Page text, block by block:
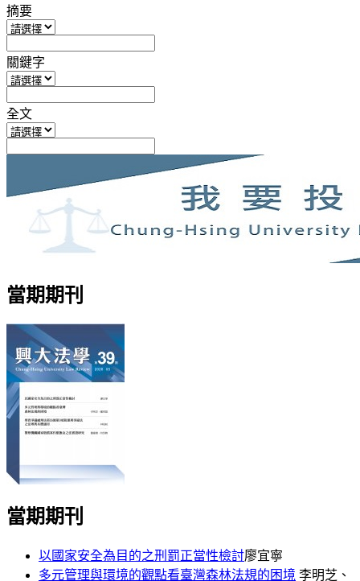
摘要
關鍵字
全文
當期期刊
當期期刊
以國家安全為目的之刑罰正當性檢討廖宜寧
多元管理與環境的觀點看臺灣森林法規的困境 李明芝、